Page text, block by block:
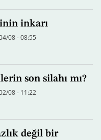
inkarı
08 - 08:55
son silahı mı?
08 - 11:22
değil bir